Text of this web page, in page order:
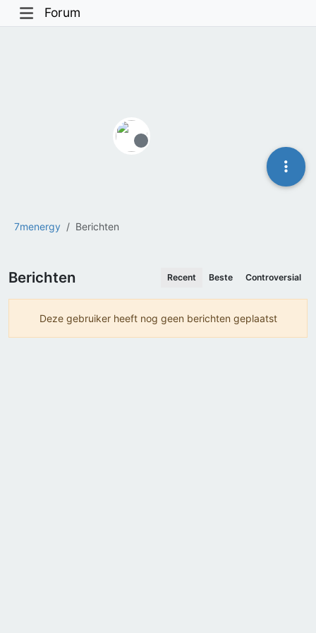
Forum
7menergy Berichten
Offline
Berichten Recent Beste Controversial
Deze gebruiker heeft nog geen berichten geplaatst